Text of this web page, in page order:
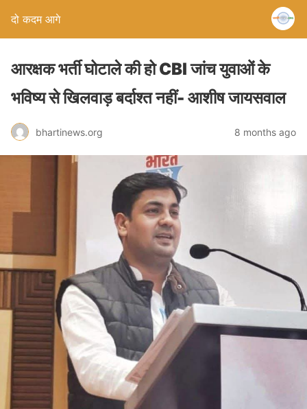
दो कदम आगे
आरक्षक भर्ती घोटाले की हो CBI जांच युवाओं के
भविष्य से खिलवाड़ बर्दाश्त नहीं- आशीष जायसवाल
bhartinews.org 8 months ago